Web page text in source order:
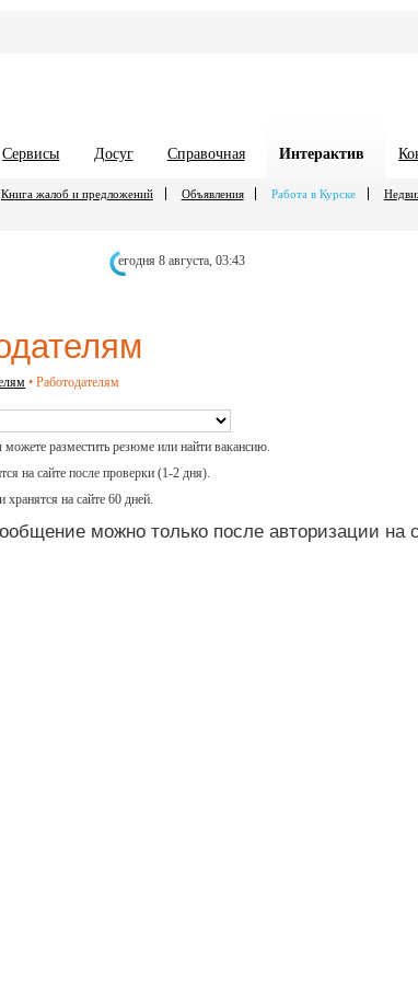
Сервисы Досуг Справочная Интерактив
Книга жалоб и предложений Объявления Работа в Курске
егодня 8 августа, 03:43
• Работодателям
разместить резюме или найти вакансию.
на сайте после проверки (1-2 дня).
хранятся на сайте 60 дней.
можно только после авторизации на